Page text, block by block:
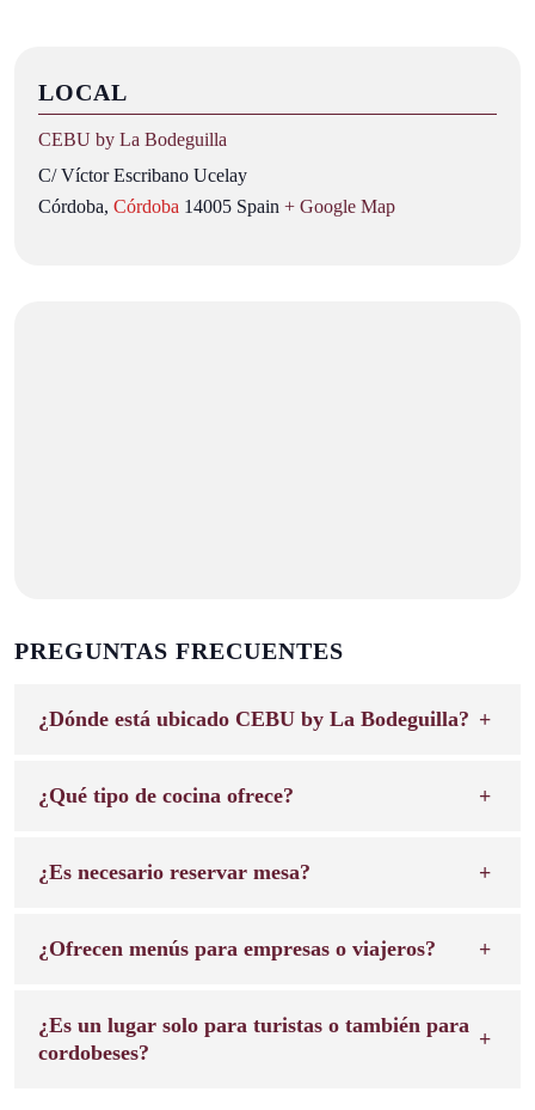
LOCAL
CEBU by La Bodeguilla
C/ Víctor Escribano Ucelay
Córdoba, Córdoba 14005 Spain + Google Map
PREGUNTAS FRECUENTES
¿Dónde está ubicado CEBU by La Bodeguilla?
¿Qué tipo de cocina ofrece?
¿Es necesario reservar mesa?
¿Ofrecen menús para empresas o viajeros?
¿Es un lugar solo para turistas o también para
cordobeses?